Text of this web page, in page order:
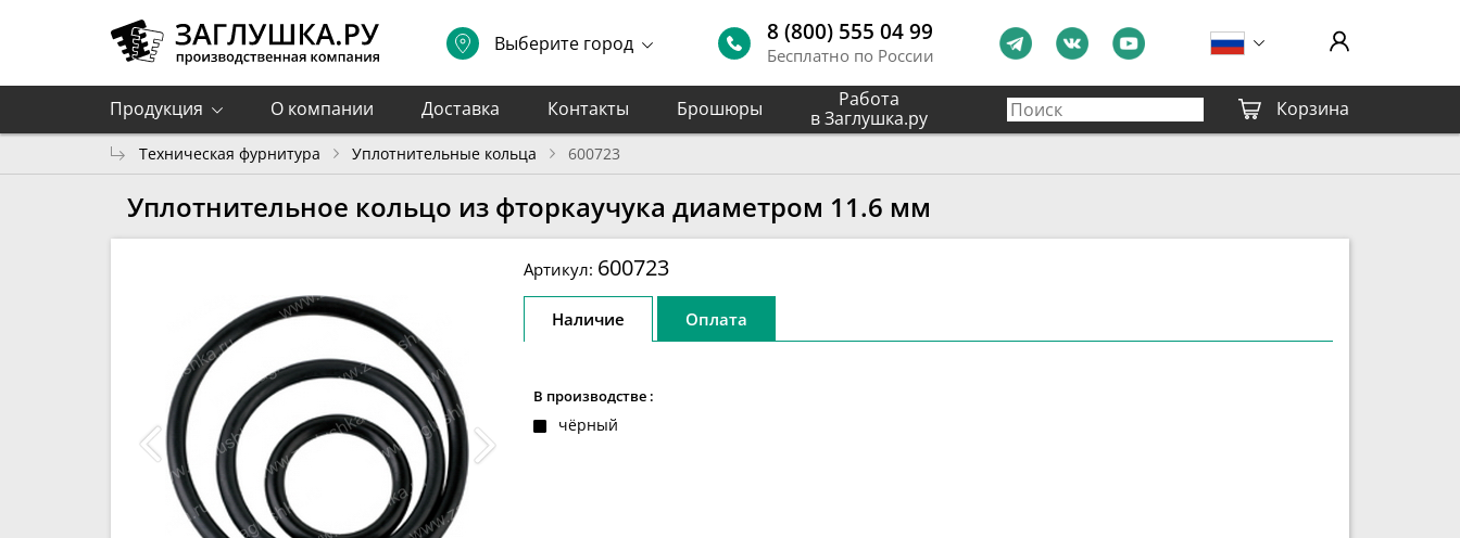
Выберите город 8 (800) 555 04 99
Бесплатно по России
Продукция О компании Доставка Контакты Брошюры
Работа
в Заглушка.ру
Корзина
Техническая фурнитура Уплотнительные кольца 600723
Уплотнительное кольцо из фторкаучука диаметром 11.6 мм
Артикул: 600723
Наличие Оплата
В производстве :
чёрный